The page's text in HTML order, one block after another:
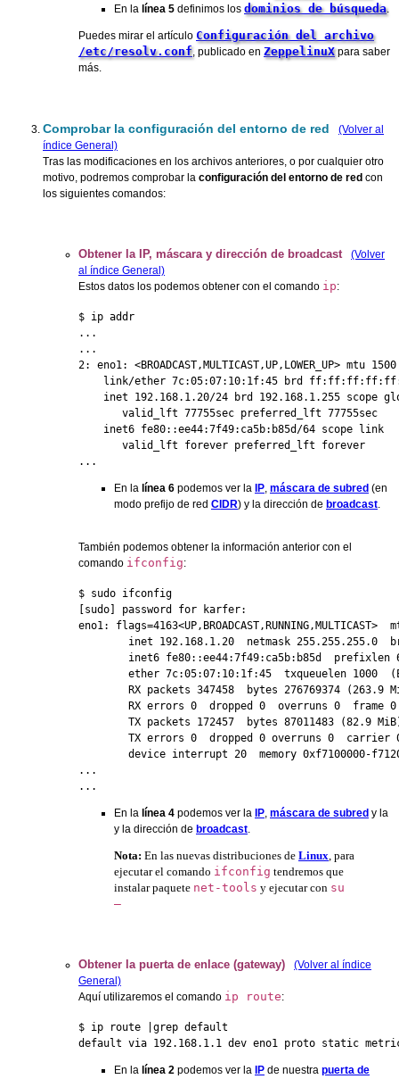
En la línea 5 definimos los dominios de búsqueda.
Puedes mirar el artículo Configuración del archivo
/etc/resolv.conf, publicado en ZeppelinuXpara saber
más.
Comprobar la configuración del entorno de red
(Volver al
índice General)
Tras las modificaciones en los archivos anteriores, o por cualquier otro
motivo, podremos comprobar la configuración del entorno de red con
los siguientes comandos:
Obtener la IP, máscara y dirección de broadcast
(Volver
al índice General)
Estos datos los podemos obtener con el comando ip:
$ ip addr
...
...
2: eno1: <BROADCAST,MULTICAST,UP,LOWER_UP>
link/ether 7c:05:07:10:1f:45 brd
inet 192.168.1.20/24 brd 192.168.1.255 scope
       valid_lft 77755sec preferred_lft 77755sec
    inet6 fe80::ee44:7f49:ca5b:b85d/64 scope link
       valid_lft forever preferred_lft forever
...
En la línea 6 podemos ver la IP, máscara de subred (en
modo prefijo de red CIDR) y la dirección de broadcast.
También podemos obtener la información anterior con el
comando ifconfig:
$ sudo ifconfig
[sudo] password for karfer:
eno1: flags=4163<UP,BROADCAST,RUNNING,MULTICAST>
inet 192.168.1.20  netmask 255.255.255.0
inet6 fe80::ee44:7f49:ca5b:b85d  prefixlen
ether 7c:05:07:10:1f:45  txqueuelen 1000
RX packets 347458  bytes 276769374 (263.9
        RX errors 0  dropped 0  overruns 0  frame 0
TX packets 172457  bytes 87011483 (82.9
TX errors 0  dropped 0 overruns 0  carrier
device interrupt 20  memory 0xf7100000-
...
...
En la línea 4 podemos ver la IP, máscara de subred y la
y la dirección de broadcast.
Nota: En las nuevas distribuciones de Linux , para
ejecutar el comando ifconfig tendremos que
instalar paquete net-tools y ejecutar con su
–
Obtener la puerta de enlace (gateway)
(Volver al índice
General)
Aquí utilizaremos el comando ip route:
$ ip route |grep default
default via 192.168.1.1 dev eno1 proto static
En la línea 2 podemos ver la IP de nuestra puerta de